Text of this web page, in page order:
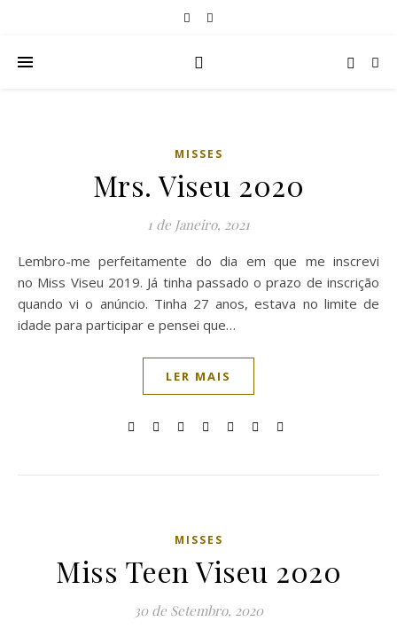
MISSES
Mrs. Viseu 2020
1 de Janeiro, 2021
Lembro-me perfeitamente do dia em que me inscrevi
no Miss Viseu 2019. Já tinha passado o prazo de inscrição
quando vi o anúncio. Tinha 27 anos, estava no limite de
idade para participar e pensei que…
LER MAIS
MISSES
Miss Teen Viseu 2020
30 de Setembro, 2020